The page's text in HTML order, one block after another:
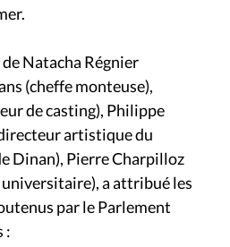
Natacha Régnier
(cheffe monteuse),
de casting), Philippe
artistique du
Dinan), Pierre Charpilloz
a attribué les
par le Parlement
: